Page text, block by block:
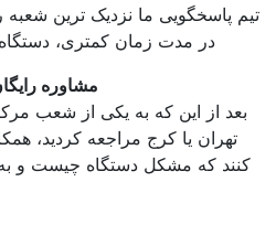
ما نزدیک ترین شعبه را به
در مدت زمان کمتری، دستگاه مورد
مشاوره رایگان
از این که به یکی از شعب مرکز
یا کرج مراجعه کردید، همکاران
که مشکل دستگاه چیست و به چه
لپ